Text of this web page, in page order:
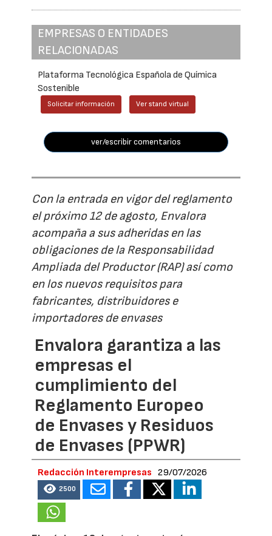
EMPRESAS O ENTIDADES
RELACIONADAS
Plataforma Tecnológica Española de Química
Sostenible
Solicitar información Ver stand virtual
ver/escribir comentarios
Con la entrada en vigor del reglamento
el próximo 12 de agosto, Envalora
acompaña a sus adheridas en las
obligaciones de la Responsabilidad
Ampliada del Productor (RAP) así como
en los nuevos requisitos para
fabricantes, distribuidores e
importadores de envases
Envalora garantiza a las
empresas el
cumplimiento del
Reglamento Europeo
de Envases y Residuos
de Envases (PPWR)
Redacción Interempresas 29/07/2026
2500